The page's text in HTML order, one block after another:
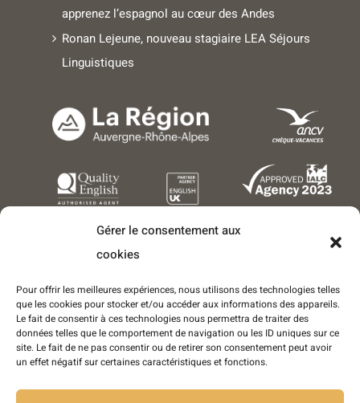
Gérer le consentement aux
cookies
Pour offrir les meilleures expériences, nous utilisons des technologies telles
que les cookies pour stocker et/ou accéder aux informations des appareils.
Le fait de consentir à ces technologies nous permettra de traiter des
données telles que le comportement de navigation ou les ID uniques sur ce
site. Le fait de ne pas consentir ou de retirer son consentement peut avoir
un effet négatif sur certaines caractéristiques et fonctions.
apprenez l’espagnol au cœur des Andes
Ronan Lejeune, nouveau stagiaire LEA Séjours
Linguistiques
Copyright © 2016-2025 - Tous droits réservés - LEA Séjours
Linguistiques est une marque déposée de l'entreprise World Success